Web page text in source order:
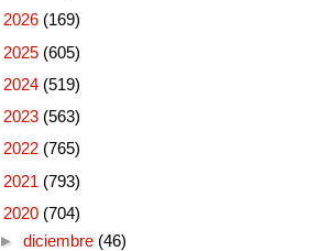
2026 (169)
2025 (605)
2024 (519)
2023 (563)
2022 (765)
2021 (793)
2020 (704)
► diciembre (46)